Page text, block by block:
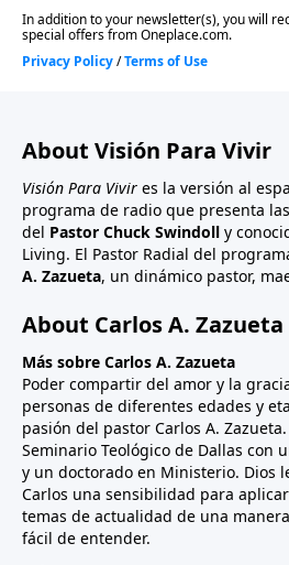
About Visión Para Vivir
Visión Para Vivir es la versión al
programa de radio que presenta
del Pastor Chuck Swindoll y
Living. El Pastor Radial del
A. Zazueta, un dinámico pastor,
About Carlos A. Zazueta
Más sobre Carlos A. Zazueta
Poder compartir del amor y la
personas de diferentes edades y
pasión del pastor Carlos A.
Seminario Teológico de Dallas con
y un doctorado en Ministerio. Dios
Carlos una sensibilidad para
temas de actualidad de una
fácil de entender.